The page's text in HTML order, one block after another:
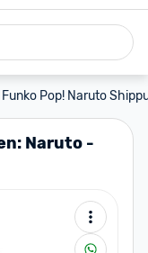
Funko Pop! Naruto
Naruto -